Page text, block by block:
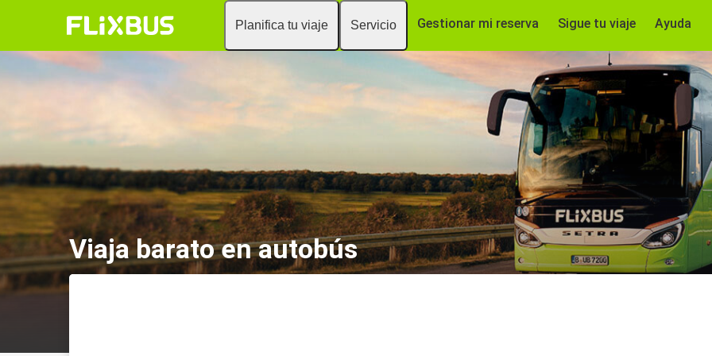
Planifica tu viaje Servicio Gestionar mi reserva Sigue tu viaje Ayuda
Viaja barato en autobús